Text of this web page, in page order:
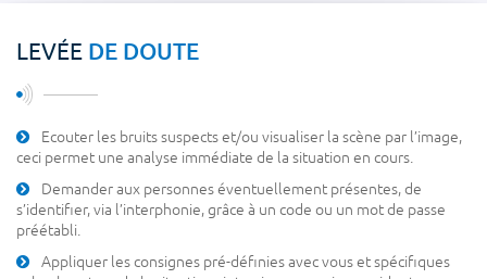
LEVÉE DE DOUTE
Ecouter les bruits suspects et/ou visualiser la scène par l’image,
ceci permet une analyse immédiate de la situation en cours.
Demander aux personnes éventuellement présentes, de
s’identifier, via l’interphonie, grâce à un code ou un mot de passe
préétabli.
Appliquer les consignes pré-définies avec vous et spécifiques